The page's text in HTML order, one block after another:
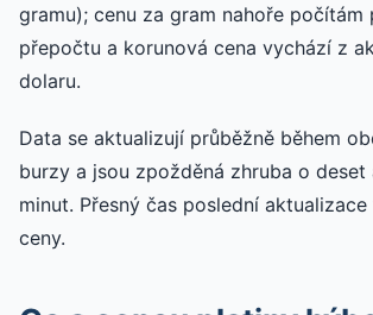
gramu); cenu za gram nahoře
přepočtu a korunová cena vychází z
dolaru.
Data se aktualizují průběžně během
burzy a jsou zpožděná zhruba o deset
minut. Přesný čas poslední
ceny.